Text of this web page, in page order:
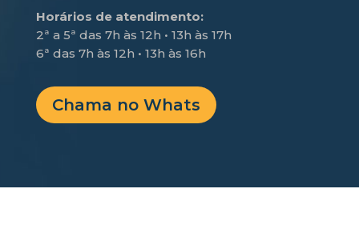
Horários de atendimento:
2ª a 5ª das 7h às 12h • 13h às 17h
6ª das 7h às 12h • 13h às 16h
Chama no Whats